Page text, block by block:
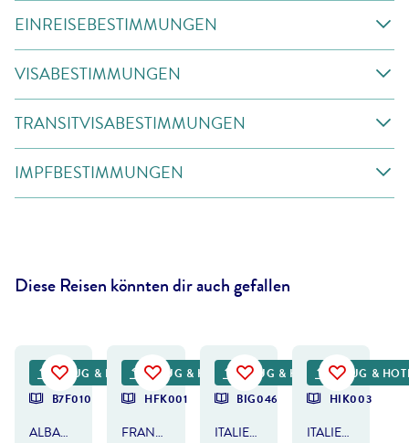
EINREISEBESTIMMUNGEN
VISABESTIMMUNGEN
TRANSITVISABESTIMMUNGEN
IMPFBESTIMMUNGEN
Diese Reisen könnten dir auch gefallen
FLUG & HOTEL
B7F010
ALBANIEN
DEALFLUG & HOTEL
HFK001
FRANKREICH - KORSIKA
FLUG & HOTEL
BIG046
ITALIEN - ISCHIA
FLUG &
HIK003
ITALIEN - KALABRIEN